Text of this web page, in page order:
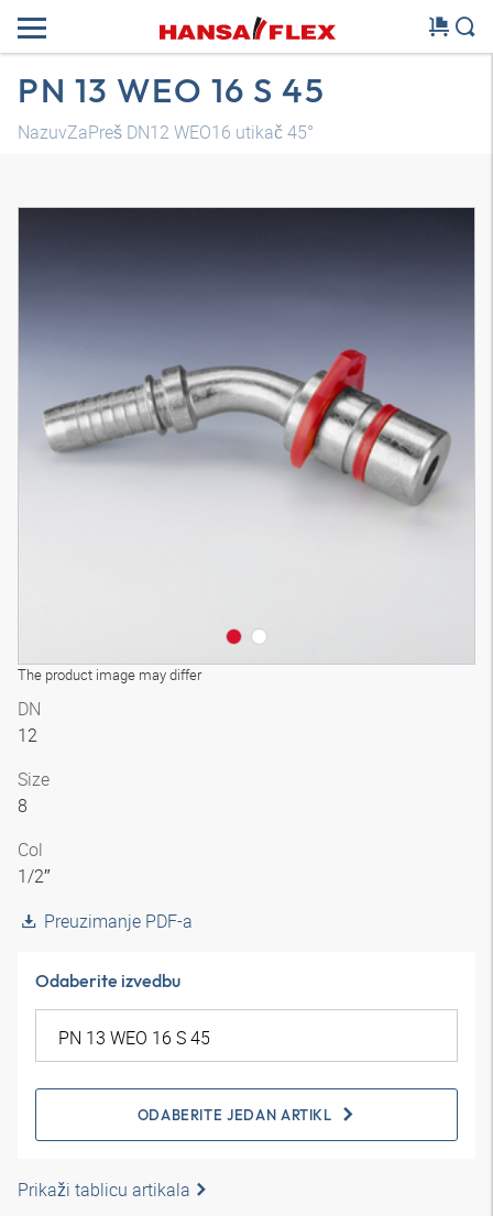
PN 13 WEO 16 S 45
NazuvZaPreš DN12 WEO16 utikač 45°
The product image may differ
DN
12
Size
8
Col
1/2″
Preuzimanje PDF-a
Odaberite izvedbu
ODABERITE JEDAN ARTIKL
Prikaži tablicu artikala